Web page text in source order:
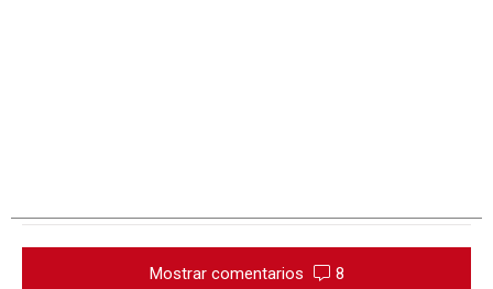
Mostrar comentarios 8